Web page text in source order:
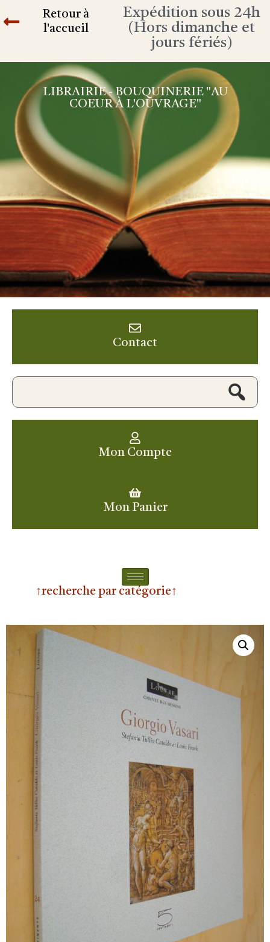
Retour à
l'accueil
Expédition sous 24h
(Hors dimanche et
jours fériés)
LIBRAIRIE - BOUQUINERIE "AU
COEUR À L'OUVRAGE"
Contact
Mon Compte
Mon Panier
↑recherche par catégorie↑